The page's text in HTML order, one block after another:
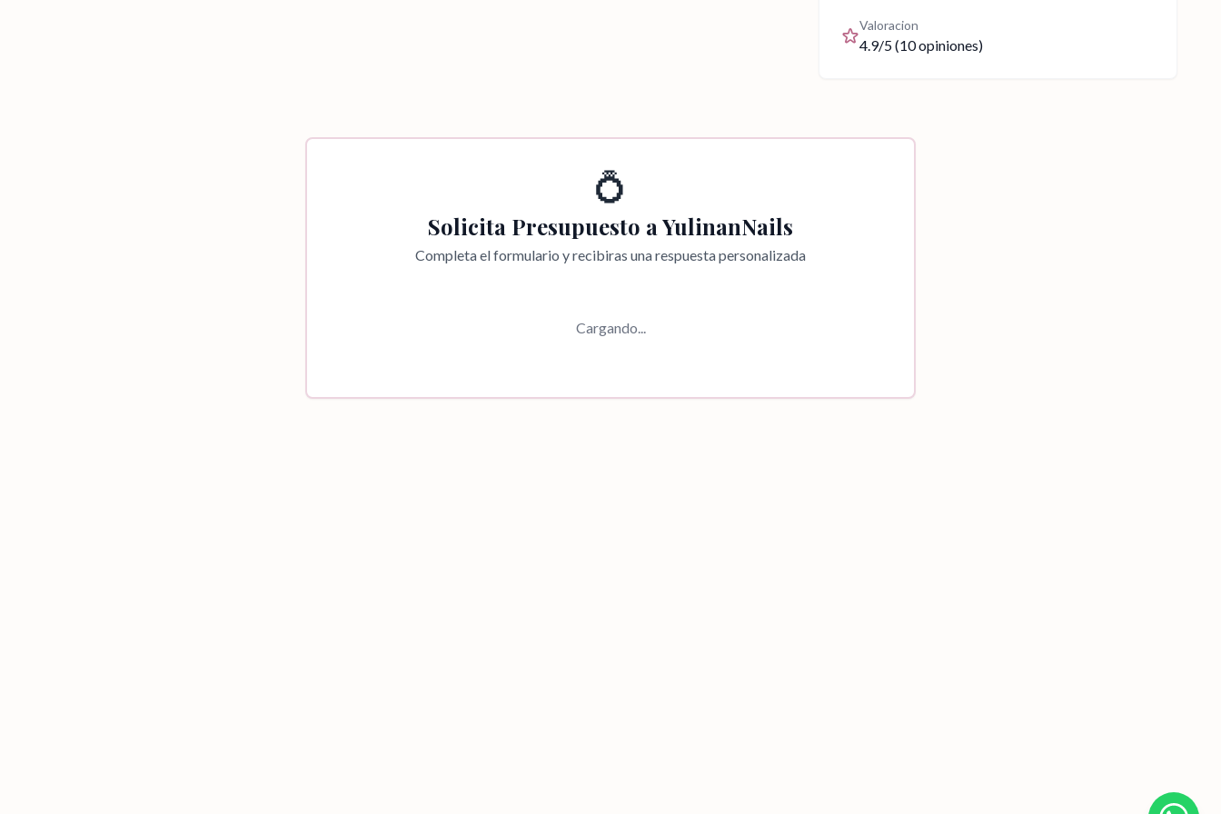
Valoracion
4.9/5 (10opiniones)
💍
Solicita Presupuesto aYulinanNails
Completa el formulario y recibiras una respuesta personalizada
Cargando...